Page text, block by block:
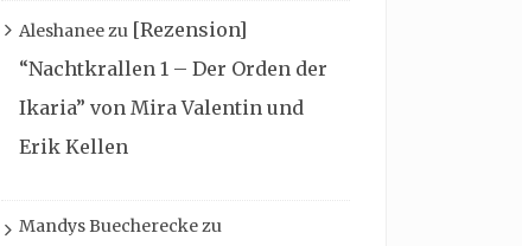
Aleshaneezu [Rezension]
“Nachtkrallen 1 – Der Orden der
Ikaria” von Mira Valentin und
Erik Kellen
Mandys Buechereckezu